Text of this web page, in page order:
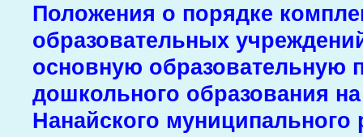
Положения о порядке
образовательных
основную образовательную
дошкольного образования
Нанайского муниципального